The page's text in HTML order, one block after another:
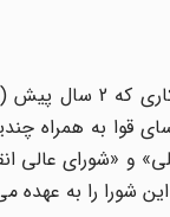
قوا به همراه
و «شورای عالی
شورا را به عهده